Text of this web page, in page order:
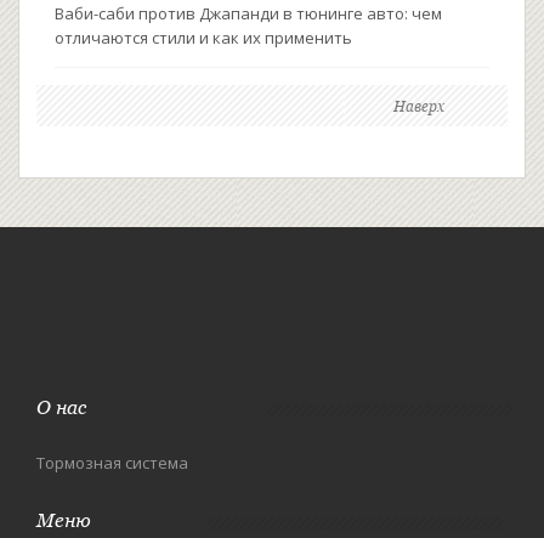
Ваби-саби против Джапанди в тюнинге авто: чем
отличаются стили и как их применить
Наверх
О нас
Тормозная система
Меню